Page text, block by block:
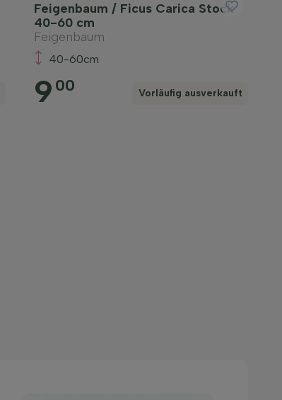
Feigenbaum / Ficus Carica Stock
40-60 cm
Feigenbaum
40-60cm
9 00 Vorläufig ausverkauft